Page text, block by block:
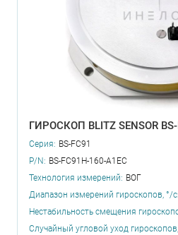
ГИРОСКОП BLITZ SENSOR
Серия: BS-FC91
P/N: BS-FC91H-160-A1EC
Технология измерений: ВОГ
Диапазон измерений гироскопов, °/с:
Нестабильность смещения
Случайный угловой уход